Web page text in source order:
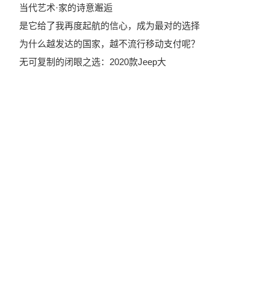
当代艺术·家的诗意邂逅
是它给了我再度起航的信心，成为最对的选择
为什么越发达的国家，越不流行移动支付呢？
无可复制的闭眼之选：2020款Jeep大